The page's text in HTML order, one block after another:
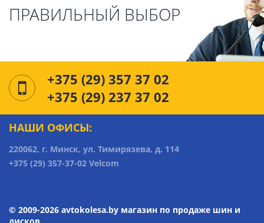
ПРАВИЛЬНЫЙ ВЫБОР
+375 (29) 357 37 02
+375 (29) 237 37 02
НАШИ ОФИСЫ:
220062, г. Минск, ул. Тимирязева, д. 114
+375 (29) 357-37-02 Velcom
© 2009-2026 avtokolesa.by магазин по продаже шин и